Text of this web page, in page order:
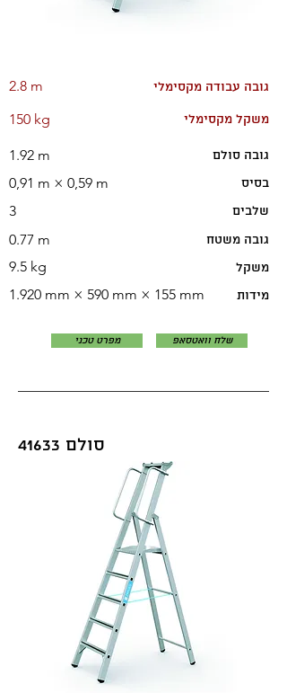
2.8 m
150 kg
גובה עבודה מקסימלי
משקל מקסימלי
1.92 m
0,91 m × 0,59 m
3
גובה סולם
בסיס
שלבים
0.77 m
9.5 kg
גובה משטח
משקל
1.920 mm × 590 mm × 155 mm מידות
מפרט טכני שלח וואטסאפ
סולם 41633